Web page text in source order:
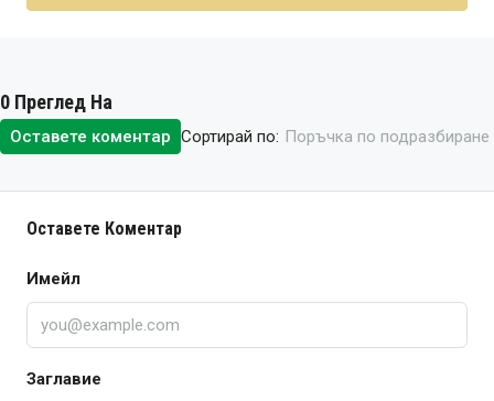
0 Преглед На
Сортирай по: Поръчка по подразбиране
Оставете коментар
Оставете Коментар
Имейл
Заглавие